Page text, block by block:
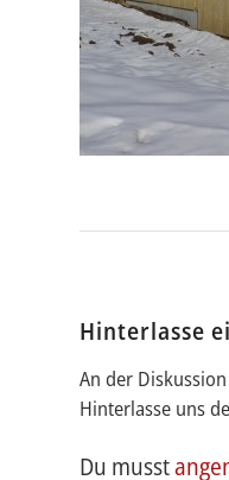
Hinterlasse
An der
Hinterlasse uns
Du musst